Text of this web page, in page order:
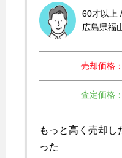
60才以上
広島県福
売却価格：
査定価格：
もっと高く売却
った